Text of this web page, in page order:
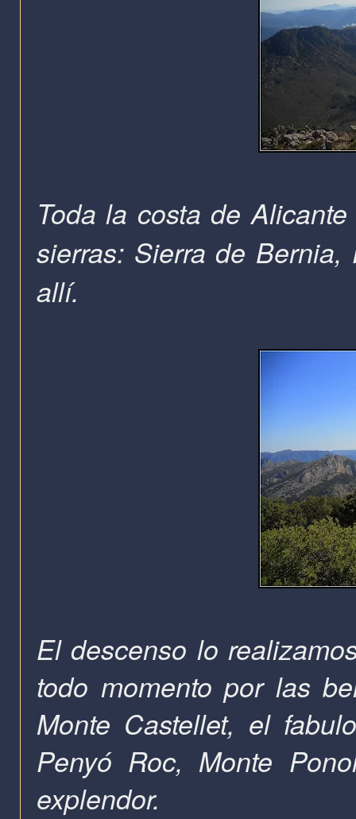
Toda la costa de
sierras: Sierra de
allí.
El descenso lo
todo momento por las
Monte Castellet, el
Penyó Roc, Monte
explendor.